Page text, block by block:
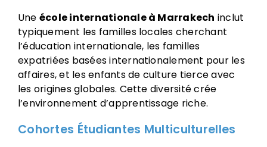
Une école internationale à Marrakech inclut
typiquement les familles locales cherchant
l’éducation internationale, les familles
expatriées basées internationalement pour les
affaires, et les enfants de culture tierce avec
les origines globales. Cette diversité crée
l’environnement d’apprentissage riche.
Cohortes Étudiantes Multiculturelles